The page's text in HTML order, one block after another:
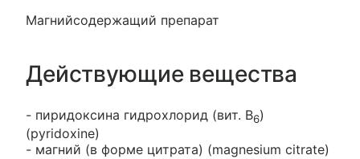
Магнийсодержащий препарат
Действующие вещества
- пиридоксина гидрохлорид (вит. B6)
(pyridoxine)
- магний (в форме цитрата) (magnesium citrate)